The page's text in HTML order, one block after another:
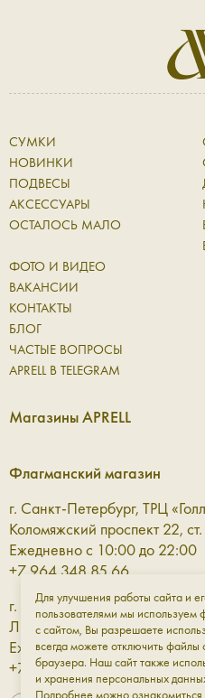
СУМКИ
НОВИНКИ
ПОДВЕСЫ
АКСЕССУАРЫ
ОСТАЛОСЬ МАЛО
ФОТО И ВИДЕО
ВАКАНСИИ
КОНТАКТЫ
БЛОГ
ЧАСТЫЕ ВОПРОСЫ
APRELL В TELEGRAM
Магазины APRELL
Флагманский магазин
г. Санкт-Петербург, ТРЦ
Коломяжский проспект 22,
Ежедневно с 10:00 до 22:00
+7 964 348 85 66
г. Санкт-Петербург, ТРЦ
Лиговский проспект, 30а, ст.
Ежедневно с 10:00 до 23:00
+7 961 811-18-98
Для улучшения работы сайта и
пользователями мы
с сайтом, Вы разрешаете
всегда можете отключить
браузера. Наш сайт также
и хранения персональных
Подробнее можно